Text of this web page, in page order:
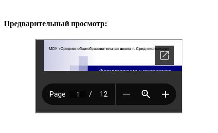
Предварительный просмотр: